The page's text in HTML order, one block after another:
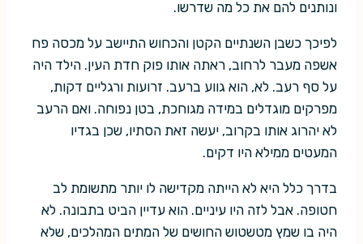
ונותנים להם את כל מה שדרשו.
לפיכך כשבן השנתיים הקטן והכחוש התיישב על מכסה פח
אשפה מעבר לרחוב, ראתה אותו פוק חדת העין. הילד היה
על סף רעב. לא, הוא גווע ברעב. זרועות ורגליים דקות,
מפרקים מוגדלים במידה מגוחכת, בטן נפוחה. ואם הרעב
לא יהרוג אותו בקרוב, יעשה זאת הסתיו, שכן בגדיו
המעטים ממילא היו דקים.
בדרך כלל היא לא הייתה מקדישה לו יותר מתשומת לב
חטופה. אבל לזה היו עיניים. הוא עדיין הביט בתבונה. לא
היה בו שמץ מטשטוש החושים של המתים המהלכים, שלא